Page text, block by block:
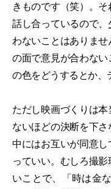
きものです（笑）。
話し合っているので
わないことはありま
の面で意見が合わな
の色をどうするとか、
ただし映画づくりは
ないほどの決断を下
中にはお互いが同意
っていい。むしろ撮
いことで、「時は金